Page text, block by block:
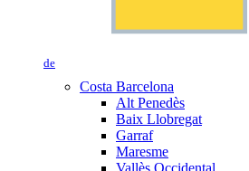
de
Costa Barcelona
Alt Penedès
Baix Llobregat
Garraf
Maresme
Vallès Occidental